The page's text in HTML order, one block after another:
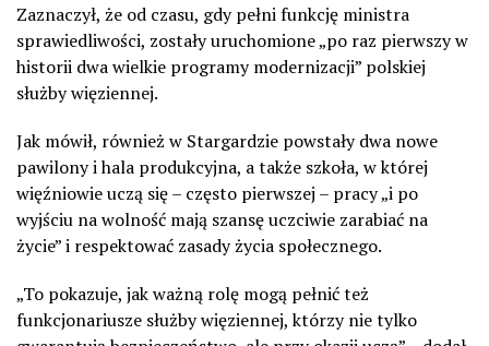
Zaznaczył, że od czasu, gdy pełni funkcję ministra
sprawiedliwości, zostały uruchomione „po raz pierwszy w
historii dwa wielkie programy modernizacji” polskiej
służby więziennej.
Jak mówił, również w Stargardzie powstały dwa nowe
pawilony i hala produkcyjna, a także szkoła, w której
więźniowie uczą się – często pierwszej – pracy „i po
wyjściu na wolność mają szansę uczciwie zarabiać na
życie” i respektować zasady życia społecznego.
„To pokazuje, jak ważną rolę mogą pełnić też
funkcjonariusze służby więziennej, którzy nie tylko